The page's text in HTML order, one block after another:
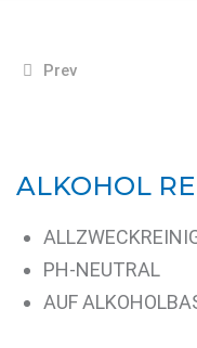
Prev
ALKOHOL
PH-NEUTRAL
AUF